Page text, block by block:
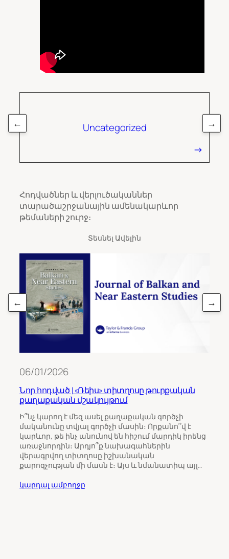
Uncategorized
← →
Հոդվածներ և վերլուծականներ
տարածաշրջանային ամենակարևոր
թեմաների շուրջ։
Տեսնել Ավելին
06/01/2026
Նոր հոդված | «Ռեիս» տիտղոսը թուրքական
քաղաքական մշակույթում
Ի՞նչ կարող է մեզ ասել քաղաքական գործչի
մականունը տվյալ գործչի մասին։ Որքանո՞վ է
կարևոր, թե ինչ անունով են հիշում մարդիկ իրենց
առաջնորդին։ Արդյո՞ք նախագահներին
վերագրվող տիտղոսը իշխանական
քարոզչության մի մասն է։ Այս և նմանատիպ այլ…
կարդալ ամբողջը
← →